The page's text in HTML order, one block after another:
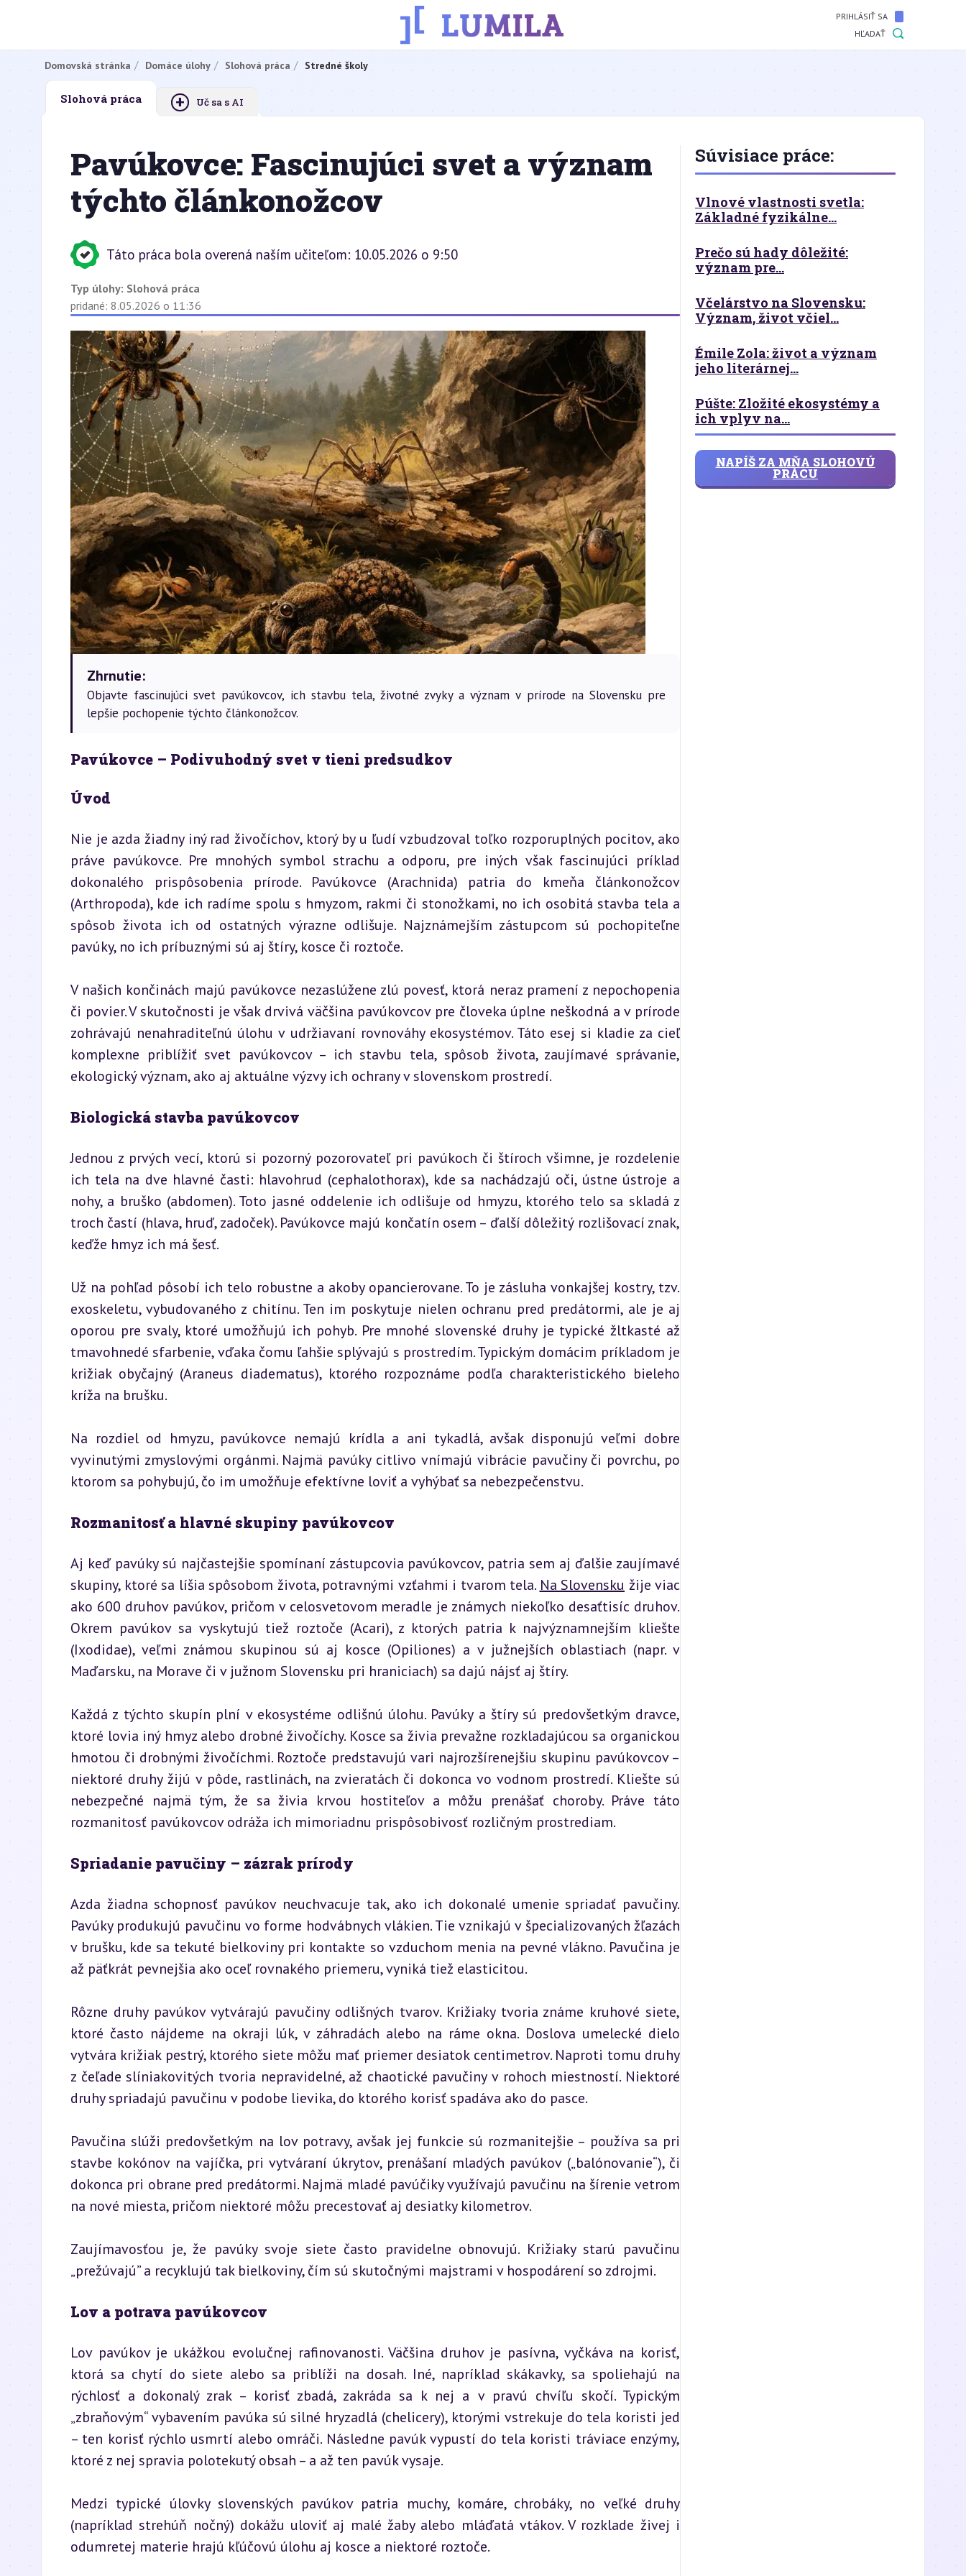
PRIHLÁSIŤ SA
HĽADAŤ
Domovská stránka Domáce úlohy Slohová práca Stredné školy
Slohová práca + Uč sa s AI
Pavúkovce: Fascinujúci svet a význam
týchto článkonožcov
Táto práca bola overená naším učiteľom: 10.05.2026 o 9:50
Typ úlohy: Slohová práca
pridané: 8.05.2026 o 11:36
Zhrnutie:
Objavte fascinujúci svet pavúkovcov, ich stavbu tela, životné zvyky a význam v prírode na Slovensku pre
lepšie pochopenie týchto článkonožcov.
Pavúkovce – Podivuhodný svet v tieni predsudkov
Úvod
Nie je azda žiadny iný rad živočíchov, ktorý by u ľudí vzbudzoval toľko rozporuplných pocitov, ako
práve pavúkovce. Pre mnohých symbol strachu a odporu, pre iných však fascinujúci príklad
dokonalého prispôsobenia prírode. Pavúkovce (Arachnida) patria do kmeňa článkonožcov
(Arthropoda), kde ich radíme spolu s hmyzom, rakmi či stonožkami, no ich osobitá stavba tela a
spôsob života ich od ostatných výrazne odlišuje. Najznámejším zástupcom sú pochopiteľne
pavúky, no ich príbuznými sú aj štíry, kosce či roztoče.
V našich končinách majú pavúkovce nezaslúžene zlú povesť, ktorá neraz pramení z nepochopenia
či povier. V skutočnosti je však drvivá väčšina pavúkovcov pre človeka úplne neškodná a v prírode
zohrávajú nenahraditeľnú úlohu v udržiavaní rovnováhy ekosystémov. Táto esej si kladie za cieľ
komplexne priblížiť svet pavúkovcov – ich stavbu tela, spôsob života, zaujímavé správanie,
ekologický význam, ako aj aktuálne výzvy ich ochrany v slovenskom prostredí.
Biologická stavba pavúkovcov
Jednou z prvých vecí, ktorú si pozorný pozorovateľ pri pavúkoch či štíroch všimne, je rozdelenie
ich tela na dve hlavné časti: hlavohrud (cephalothorax), kde sa nachádzajú oči, ústne ústroje a
nohy, a bruško (abdomen). Toto jasné oddelenie ich odlišuje od hmyzu, ktorého telo sa skladá z
troch častí (hlava, hruď, zadoček). Pavúkovce majú končatín osem – ďalší dôležitý rozlišovací znak,
keďže hmyz ich má šesť.
Už na pohľad pôsobí ich telo robustne a akoby opancierovane. To je zásluha vonkajšej kostry, tzv.
exoskeletu, vybudovaného z chitínu. Ten im poskytuje nielen ochranu pred predátormi, ale je aj
oporou pre svaly, ktoré umožňujú ich pohyb. Pre mnohé slovenské druhy je typické žltkasté až
tmavohnedé sfarbenie, vďaka čomu ľahšie splývajú s prostredím. Typickým domácim príkladom je
križiak obyčajný (Araneus diadematus), ktorého rozpoznáme podľa charakteristického bieleho
kríža na brušku.
Na rozdiel od hmyzu, pavúkovce nemajú krídla a ani tykadlá, avšak disponujú veľmi dobre
vyvinutými zmyslovými orgánmi. Najmä pavúky citlivo vnímajú vibrácie pavučiny či povrchu, po
ktorom sa pohybujú, čo im umožňuje efektívne loviť a vyhýbať sa nebezpečenstvu.
Rozmanitosť a hlavné skupiny pavúkovcov
Aj keď pavúky sú najčastejšie spomínaní zástupcovia pavúkovcov, patria sem aj ďalšie zaujímavé
skupiny, ktoré sa líšia spôsobom života, potravnými vzťahmi i tvarom tela. Na Slovensku žije viac
ako 600 druhov pavúkov, pričom v celosvetovom meradle je známych niekoľko desaťtisíc druhov.
Okrem pavúkov sa vyskytujú tiež roztoče (Acari), z ktorých patria k najvýznamnejším kliešte
(Ixodidae), veľmi známou skupinou sú aj kosce (Opiliones) a v južnejších oblastiach (napr. v
Maďarsku, na Morave či v južnom Slovensku pri hraniciach) sa dajú nájsť aj štíry.
Každá z týchto skupín plní v ekosystéme odlišnú úlohu. Pavúky a štíry sú predovšetkým dravce,
ktoré lovia iný hmyz alebo drobné živočíchy. Kosce sa živia prevažne rozkladajúcou sa organickou
hmotou či drobnými živočíchmi. Roztoče predstavujú vari najrozšírenejšiu skupinu pavúkovcov –
niektoré druhy žijú v pôde, rastlinách, na zvieratách či dokonca vo vodnom prostredí. Kliešte sú
nebezpečné najmä tým, že sa živia krvou hostiteľov a môžu prenášať choroby. Práve táto
rozmanitosť pavúkovcov odráža ich mimoriadnu prispôsobivosť rozličným prostrediam.
Spriadanie pavučiny – zázrak prírody
Azda žiadna schopnosť pavúkov neuchvacuje tak, ako ich dokonalé umenie spriadať pavučiny.
Pavúky produkujú pavučinu vo forme hodvábnych vlákien. Tie vznikajú v špecializovaných žľazách
v brušku, kde sa tekuté bielkoviny pri kontakte so vzduchom menia na pevné vlákno. Pavučina je
až päťkrát pevnejšia ako oceľ rovnakého priemeru, vyniká tiež elasticitou.
Rôzne druhy pavúkov vytvárajú pavučiny odlišných tvarov. Križiaky tvoria známe kruhové siete,
ktoré často nájdeme na okraji lúk, v záhradách alebo na ráme okna. Doslova umelecké dielo
vytvára križiak pestrý, ktorého siete môžu mať priemer desiatok centimetrov. Naproti tomu druhy
z čeľade slíniakovitých tvoria nepravidelné, až chaotické pavučiny v rohoch miestností. Niektoré
druhy spriadajú pavučinu v podobe lievika, do ktorého korisť spadáva ako do pasce.
Pavučina slúži predovšetkým na lov potravy, avšak jej funkcie sú rozmanitejšie – používa sa pri
stavbe kokónov na vajíčka, pri vytváraní úkrytov, prenášaní mladých pavúkov („balónovanie“), či
dokonca pri obrane pred predátormi. Najmä mladé pavúčiky využívajú pavučinu na šírenie vetrom
na nové miesta, pričom niektoré môžu precestovať aj desiatky kilometrov.
Zaujímavosťou je, že pavúky svoje siete často pravidelne obnovujú. Križiaky starú pavučinu
„prežúvajú” a recyklujú tak bielkoviny, čím sú skutočnými majstrami v hospodárení so zdrojmi.
Lov a potrava pavúkovcov
Lov pavúkov je ukážkou evolučnej rafinovanosti. Väčšina druhov je pasívna, vyčkáva na korisť,
ktorá sa chytí do siete alebo sa priblíži na dosah. Iné, napríklad skákavky, sa spoliehajú na
rýchlosť a dokonalý zrak – korisť zbadá, zakráda sa k nej a v pravú chvíľu skočí. Typickým
„zbraňovým“ vybavením pavúka sú silné hryzadlá (chelicery), ktorými vstrekuje do tela koristi jed
– ten korisť rýchlo usmrtí alebo omráči. Následne pavúk vypustí do tela koristi tráviace enzýmy,
ktoré z nej spravia polotekutý obsah – a až ten pavúk vysaje.
Medzi typické úlovky slovenských pavúkov patria muchy, komáre, chrobáky, no veľké druhy
(napríklad strehúň nočný) dokážu uloviť aj malé žaby alebo mláďatá vtákov. V rozklade živej i
odumretej materie hrajú kľúčovú úlohu aj kosce a niektoré roztoče.
Súvisiace práce:
Vlnové vlastnosti svetla:
Základné fyzikálne...
Prečo sú hady dôležité:
význam pre...
Včelárstvo na Slovensku:
Význam, život včiel...
Émile Zola: život a význam
jeho literárnej...
Púšte: Zložité ekosystémy a
ich vplyv na...
NAPÍŠ ZA MŇA SLOHOVÚ
PRÁCU